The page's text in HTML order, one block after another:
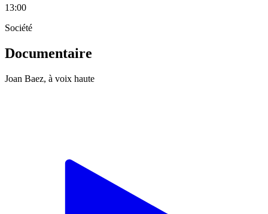
13:00
Société
Documentaire
Joan Baez, à voix haute